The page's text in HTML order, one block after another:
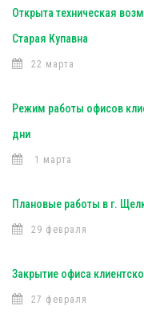
Открыта техническая
Старая Купавна
22 марта
Режим работы офисов
дни
1 марта
Плановые работы в г.
29 февраля
Закрытие офиса
27 февраля